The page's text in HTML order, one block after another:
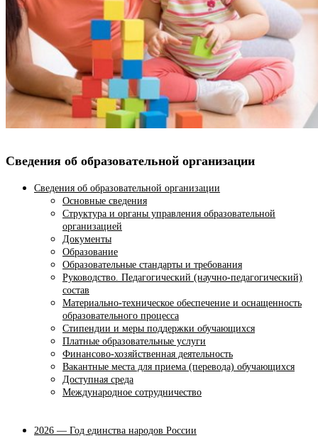
Сведения об образовательной организации
Сведения об образовательной организации
Основные сведения
Структура и органы управления образовательной
организацией
Документы
Образование
Образовательные стандарты и требования
Руководство. Педагогический (научно-педагогический)
состав
Материально-техническое обеспечение и оснащенность
образовательного процесса
Стипендии и меры поддержки обучающихся
Платные образовательные услуги
Финансово-хозяйственная деятельность
Вакантные места для приема (перевода) обучающихся
Доступная среда
Международное сотрудничество
2026 — Год единства народов России